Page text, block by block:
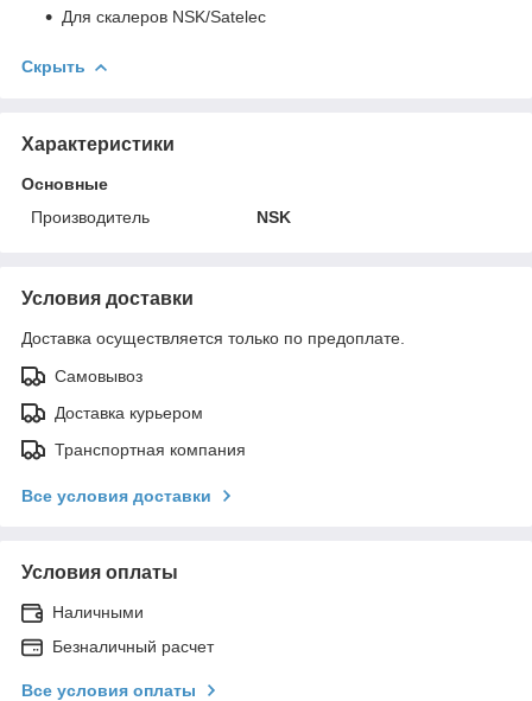
Для скалеров NSK/Satelec
Скрыть
Характеристики
Основные
Производитель
NSK
Условия доставки
Доставка осуществляется только по предоплате.
Самовывоз
Доставка курьером
Транспортная компания
Все условия доставки
Условия оплаты
Наличными
Безналичный расчет
Все условия оплаты